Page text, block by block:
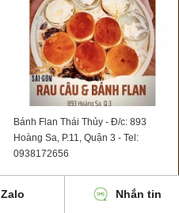
Bánh Flan Thái Thủy - Đ/c: 893
Hoàng Sa, P.11, Quận 3 - Tel:
0938172656
Zalo Nhắn tin